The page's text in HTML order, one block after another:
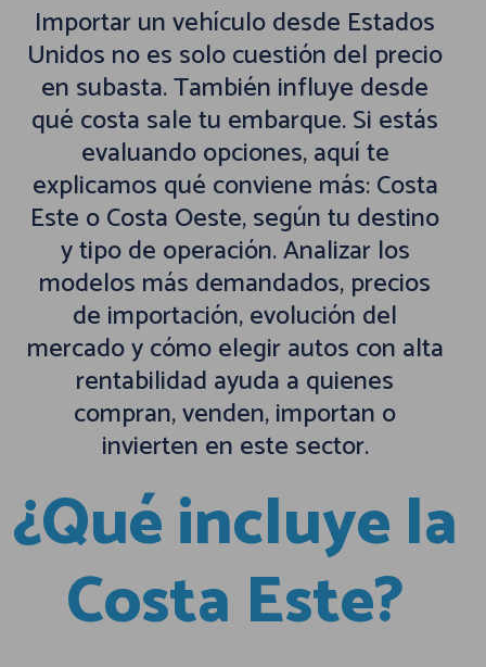
Importar un vehículo desde Estados
Unidos no es solo cuestión del precio
en subasta. También influye desde
qué costa sale tu embarque. Si estás
evaluando opciones, aquí te
explicamos qué conviene más: Costa
Este o Costa Oeste, según tu destino
y tipo de operación. Analizar los
modelos más demandados, precios
de importación, evolución del
mercado y cómo elegir autos con alta
rentabilidad ayuda a quienes
compran, venden, importan o
invierten en este sector.
¿Qué incluye la
Costa Este?